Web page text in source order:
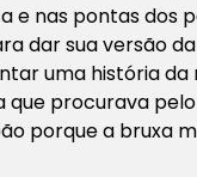
e nas pontas dos
dar sua versão
uma história da
que procurava pelo
porque a bruxa